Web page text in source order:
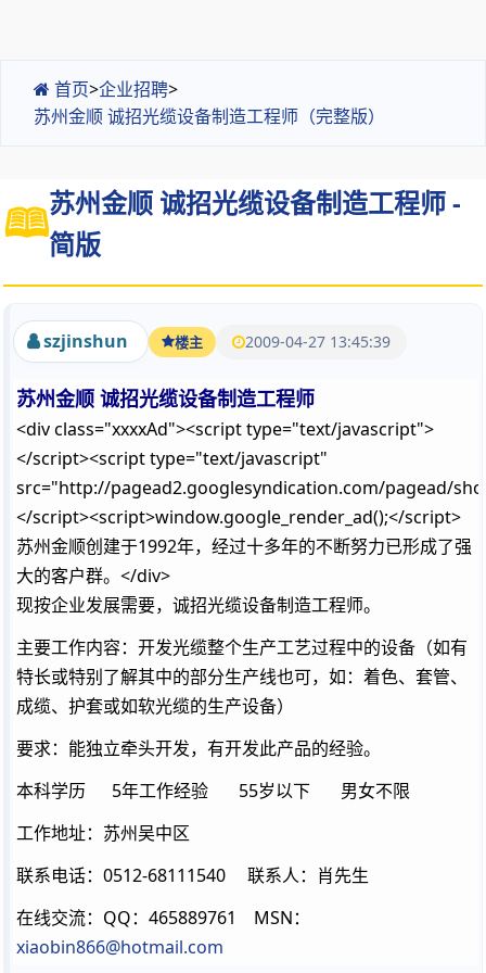
首页>企业招聘>
苏州金顺 诚招光缆设备制造工程师（完整版）
苏州金顺 诚招光缆设备制造工程师 -
简版
szjinshun 楼主 2009-04-27 13:45:39
苏州金顺 诚招光缆设备制造工程师
<div class="xxxxAd"><script type="text/javascript">
</script><script type="text/javascript"
src="http://pagead2.googlesyndication.com/pagead/
</script><script>window.google_render_ad();</script>
苏州金顺创建于1992年，经过十多年的不断努力已形成了强
大的客户群。</div>
现按企业发展需要，诚招光缆设备制造工程师。
主要工作内容：开发光缆整个生产工艺过程中的设备（如有
特长或特别了解其中的部分生产线也可，如：着色、套管、
成缆、护套或如软光缆的生产设备）
要求：能独立牵头开发，有开发此产品的经验。
本科学历 5年工作经验 55岁以下 男女不限
工作地址：苏州吴中区
联系电话：0512-68111540 联系人：肖先生
在线交流：QQ：465889761 MSN：
xiaobin866@hotmail.com